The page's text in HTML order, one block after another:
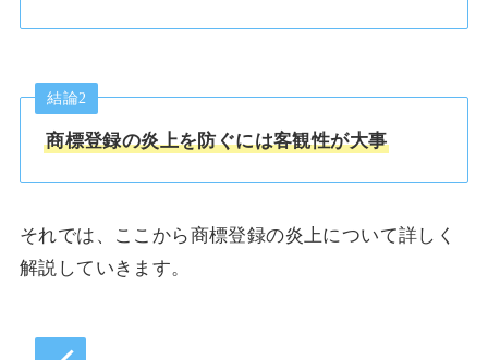
結論2
商標登録の炎上を防ぐには客観性が大事
それでは、ここから商標登録の炎上について詳しく
解説していきます。